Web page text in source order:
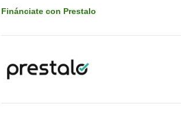
Finánciate con Prestalo